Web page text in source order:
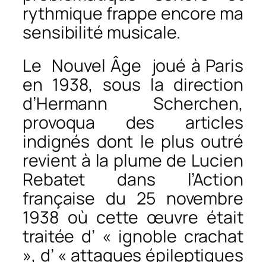
rythmique frappe encore ma
sensibilité musicale.
Le Nouvel Âge joué à Paris
en 1938, sous la direction
d’Hermann Scherchen,
provoqua des articles
indignés dont le plus outré
revient à la plume de Lucien
Rebatet dans l’Action
française du 25 novembre
1938 où cette œuvre était
traitée d’ « ignoble crachat
», d’ « attaques épileptiques